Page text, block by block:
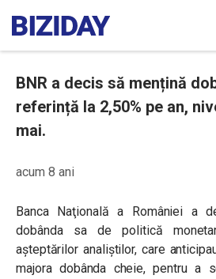
BNR a decis să mențină
referință la 2,50% pe an,
mai.
acum 8 ani
Banca Naţională a României a
dobânda sa de politică
așteptărilor analiștilor, care
majora dobânda cheie, pentru a